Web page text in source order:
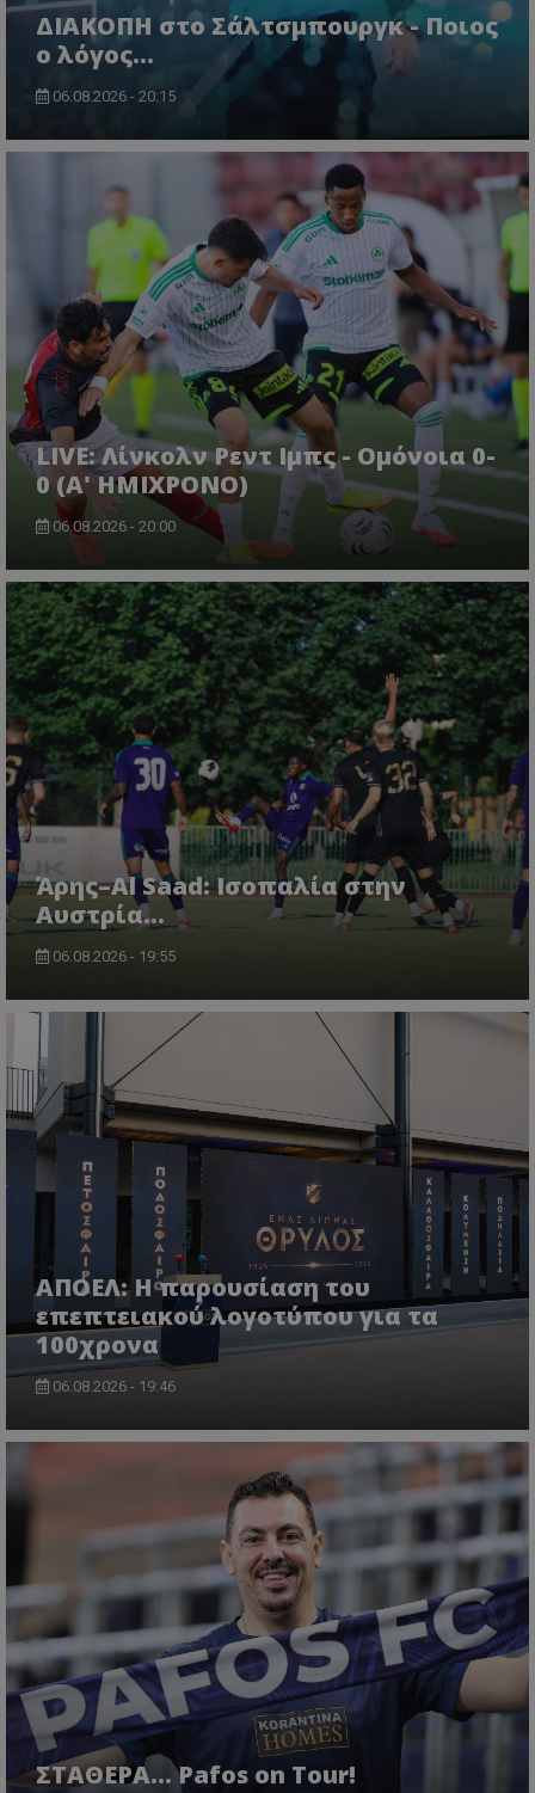
ΔΙΑΚΟΠΗ στο Σάλτσμπουργκ - Ποιος
ο λόγος...
06.08.2026 - 20:15
LIVE: Λίνκολν Ρεντ Ιμπς - Ομόνοια 0-
0 (Α' ΗΜΙΧΡΟΝΟ)
06.08.2026 - 20:00
Άρης–Al Saad: Ισοπαλία στην
Αυστρία...
06.08.2026 - 19:55
ΑΠΟΕΛ: Η παρουσίαση του
επεπτειακού λογοτύπου για τα
100χρονα
06.08.2026 - 19:46
ΣΤΑΘΕΡΑ... Pafos on Tour!